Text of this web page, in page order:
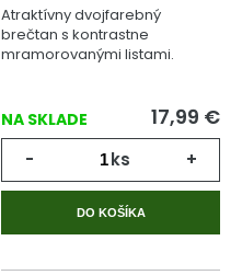
Atraktívny dvojfarebný
brečtan s kontrastne
mramorovanými listami.
NA SKLADE 17,99 €
- ks +
DO KOŠÍKA